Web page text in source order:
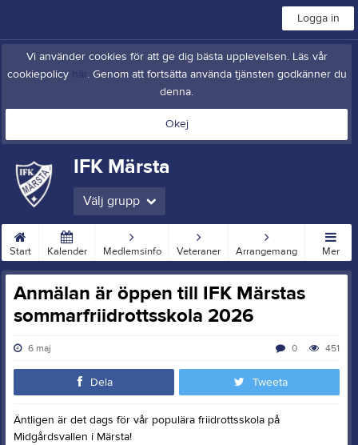
Logga in
Vi använder cookies för att ge dig bästa upplevelsen. Läs vår
cookiepolicy här. Genom att fortsätta använda tjänsten godkänner du
denna.
Okej
IFK Märsta
Välj grupp
Start Kalender Medlemsinfo Veteraner Arrangemang Mer
Anmälan är öppen till IFK Märstas
sommarfriidrottsskola 2026
6 maj 451
0
Dela Tweeta
Äntligen är det dags för vår populära friidrottsskola på
Midgårdsvallen i Märsta!